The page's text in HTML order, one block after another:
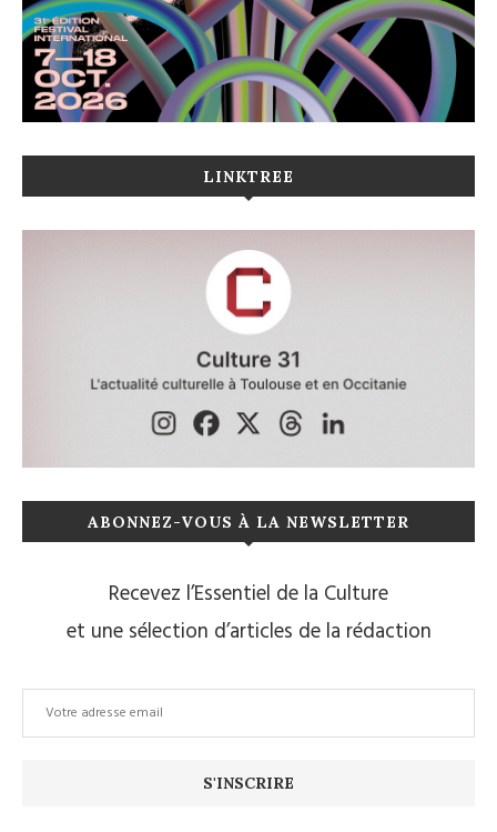
LINKTREE
ABONNEZ-VOUS À LA NEWSLETTER
Recevez l’Essentiel de la Culture
et une sélection d’articles de la rédaction